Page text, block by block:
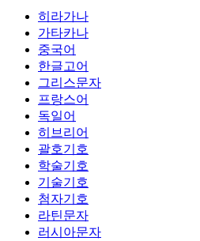
히라가나
가타카나
중국어
한글고어
그리스문자
프랑스어
독일어
히브리어
괄호기호
학술기호
기술기호
첨자기호
라틴문자
러시아문자